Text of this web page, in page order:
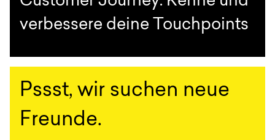
verbessere deine Touchpoints
Pssst, wir suchen neue
Freunde.